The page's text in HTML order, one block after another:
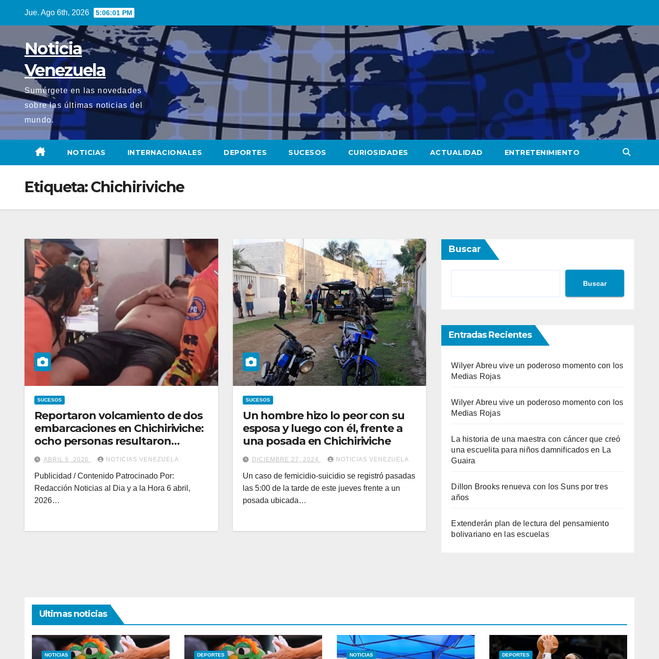
Jue. Ago 6th, 2026 5:06:02 PM
Noticia
Venezuela
Sumérgete en las novedades
sobre las últimas noticias del
mundo.
NOTICIAS INTERNACIONALES DEPORTES SUCESOS CURIOSIDADES ACTUALIDAD ENTRETENIMIENTO
Etiqueta:Chichiriviche
SUCESOS
Reportaron volcamiento de dos
embarcaciones en Chichiriviche:
ocho personas resultaron
lesionadas
ABRIL 6, 2026 NOTICIAS VENEZUELA
Publicidad / Contenido Patrocinado Por:
Redacción Noticias al Dia y a la Hora 6 abril,
2026…
SUCESOS
Un hombre hizo lo peor con su
esposa y luego con él, frente a
una posada en Chichiriviche
DICIEMBRE 27, 2024 NOTICIAS VENEZUELA
Un caso de femicidio-suicidio se registró pasadas
las 5:00 de la tarde de este jueves frente a un
posada ubicada…
Buscar
Buscar
Entradas Recientes
Wilyer Abreu vive un poderoso momento con los
Medias Rojas
Wilyer Abreu vive un poderoso momento con los
Medias Rojas
La historia de una maestra con cáncer que creó
una escuelita para niños damnificados en La
Guaira
Dillon Brooks renueva con los Suns por tres
años
Extenderán plan de lectura del pensamiento
bolivariano en las escuelas
Ultimas noticias
NOTICIAS DEPORTES NOTICIAS DEPORTES